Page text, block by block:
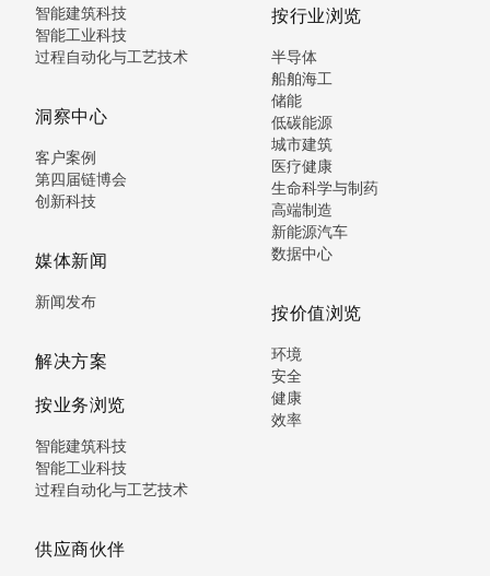
智能建筑科技
智能工业科技
过程自动化与工艺技术
洞察中心
客户案例
第四届链博会
创新科技
媒体新闻
新闻发布
解决方案
按业务浏览
智能建筑科技
智能工业科技
过程自动化与工艺技术
供应商伙伴
按行业浏览
半导体
船舶海工
储能
低碳能源
城市建筑
医疗健康
生命科学与制药
高端制造
新能源汽车
数据中心
按价值浏览
环境
安全
健康
效率